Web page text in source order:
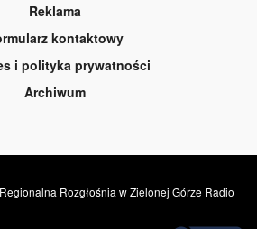
Reklama
kontaktowy
i polityka prywatności
Archiwum
Rozgłośnia w Zielonej Górze Radio